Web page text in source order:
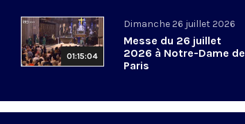
01:15:04
Dimanche 26 juillet 2026
Messe du 26 juillet
2026 à Notre-Dame de
Paris